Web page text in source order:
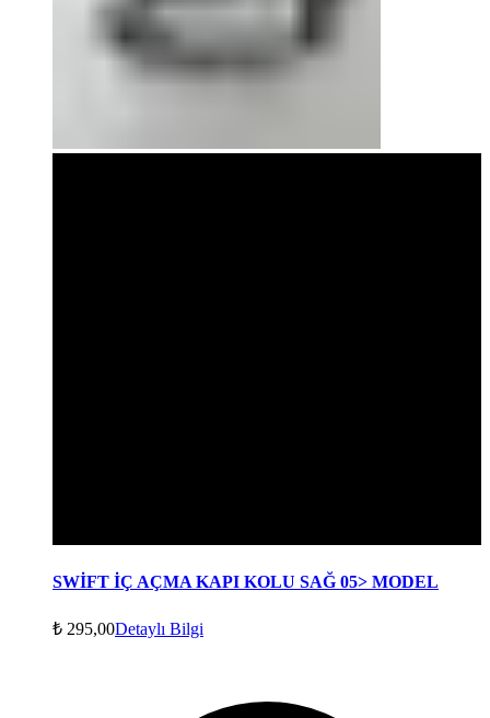
SWİFT İÇ AÇMA KAPI KOLU SAĞ 05> MODEL
₺ 295,00Detaylı Bilgi